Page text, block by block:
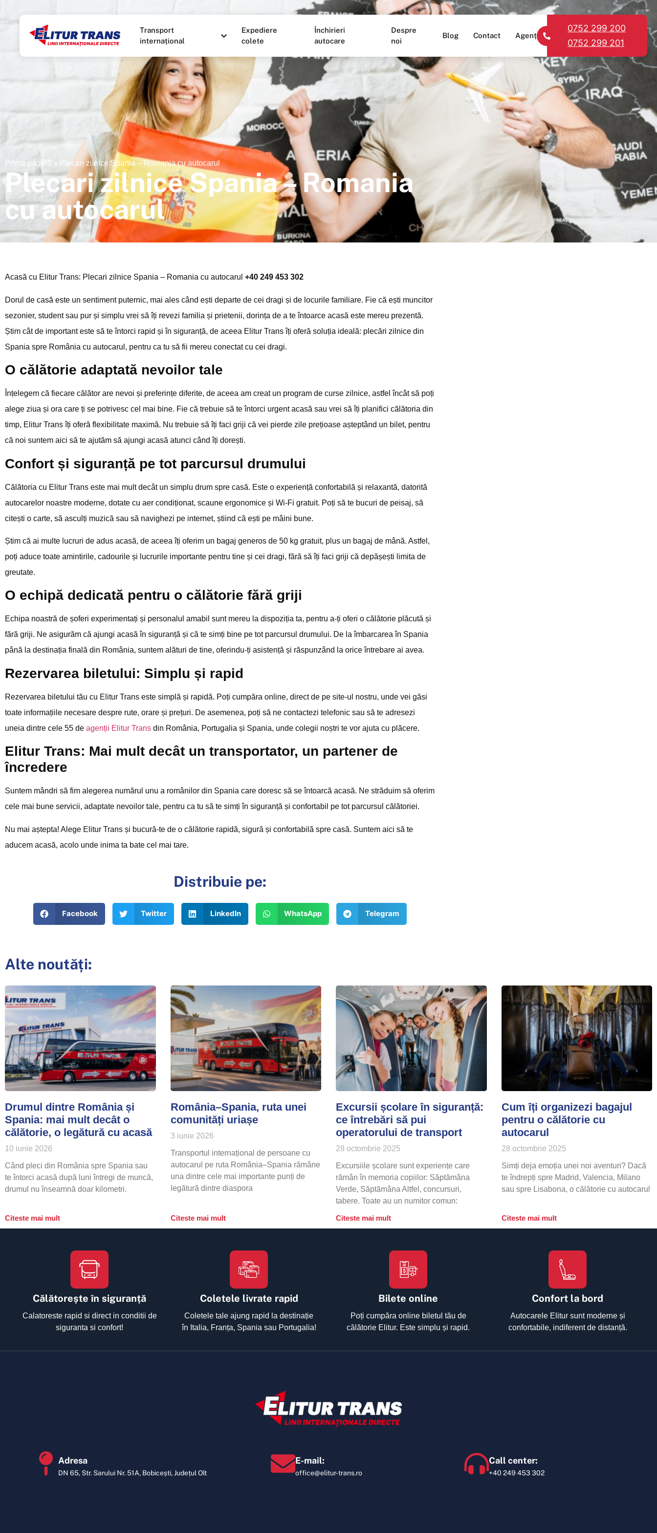
Transport
internațional
Expediere
colete
Închirieri
autocare
Despre
noi
Blog Contact Agenții
0752 299 200
0752 299 201
Prima pagină » Plecari zilnice Spania – Romania cu autocarul
Plecari zilnice Spania – Romania
cu autocarul
Acasă cu Elitur Trans: Plecari zilnice Spania – Romania cu autocarul +40 249 453 302
Dorul de casă este un sentiment puternic, mai ales când ești departe de cei dragi și de locurile familiare. Fie că ești muncitor
sezonier, student sau pur și simplu vrei să îți revezi familia și prietenii, dorința de a te întoarce acasă este mereu prezentă.
Știm cât de important este să te întorci rapid și în siguranță, de aceea Elitur Trans îți oferă soluția ideală: plecări zilnice din
Spania spre România cu autocarul, pentru ca tu să fii mereu conectat cu cei dragi.
O călătorie adaptată nevoilor tale
Înțelegem că fiecare călător are nevoi și preferințe diferite, de aceea am creat un program de curse zilnice, astfel încât să poți
alege ziua și ora care ți se potrivesc cel mai bine. Fie că trebuie să te întorci urgent acasă sau vrei să îți planifici călătoria din
timp, Elitur Trans îți oferă flexibilitate maximă. Nu trebuie să îți faci griji că vei pierde zile prețioase așteptând un bilet, pentru
că noi suntem aici să te ajutăm să ajungi acasă atunci când îți dorești.
Confort și siguranță pe tot parcursul drumului
Călătoria cu Elitur Trans este mai mult decât un simplu drum spre casă. Este o experiență confortabilă și relaxantă, datorită
autocarelor noastre moderne, dotate cu aer condiționat, scaune ergonomice și Wi-Fi gratuit. Poți să te bucuri de peisaj, să
citești o carte, să asculți muzică sau să navighezi pe internet, știind că ești pe mâini bune.
Știm că ai multe lucruri de adus acasă, de aceea îți oferim un bagaj generos de 50 kg gratuit, plus un bagaj de mână. Astfel,
poți aduce toate amintirile, cadourile și lucrurile importante pentru tine și cei dragi, fără să îți faci griji că depășești limita de
greutate.
O echipă dedicată pentru o călătorie fără griji
Echipa noastră de șoferi experimentați și personalul amabil sunt mereu la dispoziția ta, pentru a-ți oferi o călătorie plăcută și
fără griji. Ne asigurăm că ajungi acasă în siguranță și că te simți bine pe tot parcursul drumului. De la îmbarcarea în Spania
până la destinația finală din România, suntem alături de tine, oferindu-ți asistență și răspunzând la orice întrebare ai avea.
Rezervarea biletului: Simplu și rapid
Rezervarea biletului tău cu Elitur Trans este simplă și rapidă. Poți cumpăra online, direct de pe site-ul nostru, unde vei găsi
toate informațiile necesare despre rute, orare și prețuri. De asemenea, poți să ne contactezi telefonic sau să te adresezi
uneia dintre cele 55 de agenții Elitur Trans din România, Portugalia și Spania, unde colegii noștri te vor ajuta cu plăcere.
Elitur Trans: Mai mult decât un transportator, un partener de
încredere
Suntem mândri să fim alegerea numărul unu a românilor din Spania care doresc să se întoarcă acasă. Ne străduim să oferim
cele mai bune servicii, adaptate nevoilor tale, pentru ca tu să te simți în siguranță și confortabil pe tot parcursul călătoriei.
Nu mai aștepta! Alege Elitur Trans și bucură-te de o călătorie rapidă, sigură și confortabilă spre casă. Suntem aici să te
aducem acasă, acolo unde inima ta bate cel mai tare.
Distribuie pe:
Facebook Twitter LinkedIn WhatsApp Telegram
Alte noutăți:
Drumul dintre România și
Spania: mai mult decât o
călătorie, o legătură cu acasă
10 iunie 2026
Când pleci din România spre Spania sau
te întorci acasă după luni întregi de muncă,
drumul nu înseamnă doar kilometri.
Citeste mai mult
România–Spania, ruta unei
comunități uriașe
3 iunie 2026
Transportul internațional de persoane cu
autocarul pe ruta România–Spania rămâne
una dintre cele mai importante punți de
legătură dintre diaspora
Citeste mai mult
Excursii școlare în siguranță:
ce întrebări să pui
operatorului de transport
28 octombrie 2025
Excursiile școlare sunt experiențe care
rămân în memoria copiilor: Săptămâna
Verde, Săptămâna Altfel, concursuri,
tabere. Toate au un numitor comun:
Citeste mai mult
Cum îți organizezi bagajul
pentru o călătorie cu
autocarul
28 octombrie 2025
Simți deja emoția unei noi aventuri? Dacă
te îndrepți spre Madrid, Valencia, Milano
sau spre Lisabona, o călătorie cu autocarul
Citeste mai mult
Călătorește în siguranță
Calatoreste rapid si direct in conditii de
siguranta si confort!
Coletele livrate rapid
Coletele tale ajung rapid la destinație
în Italia, Franța, Spania sau Portugalia!
Bilete online
Poți cumpăra online biletul tău de
călătorie Elitur. Este simplu și rapid.
Confort la bord
Autocarele Elitur sunt moderne și
confortabile, indiferent de distanță.
Adresa
DN 65, Str. Sarului Nr. 51A, Bobicești, Județul Olt
E-mail:
office@elitur-trans.ro
Call center:
+40 249 453 302